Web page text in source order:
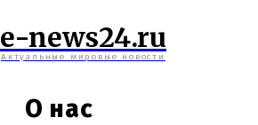
e-news24.ru
Актуальные мировые новости
О нас